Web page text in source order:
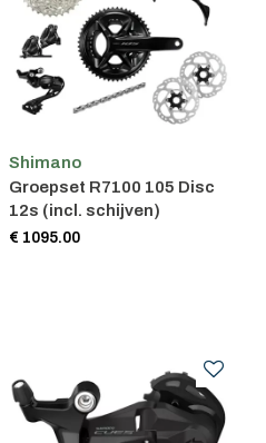
Shimano
Groepset R7100 105 Disc
12s (incl. schijven)
€ 1095.00